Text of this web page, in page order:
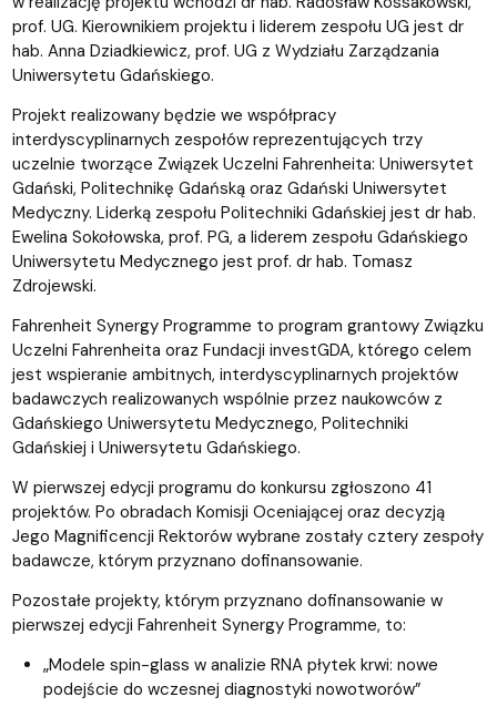
prof. UG. Kierownikiem projektu i liderem zespołu UG jest dr
hab. Anna Dziadkiewicz, prof. UG z Wydziału Zarządzania
Uniwersytetu Gdańskiego.
Projekt realizowany będzie we współpracy
interdyscyplinarnych zespołów reprezentujących trzy
uczelnie tworzące Związek Uczelni Fahrenheita: Uniwersytet
Gdański, Politechnikę Gdańską oraz Gdański Uniwersytet
Medyczny. Liderką zespołu Politechniki Gdańskiej jest dr hab.
Ewelina Sokołowska, prof. PG, a liderem zespołu Gdańskiego
Uniwersytetu Medycznego jest prof. dr hab. Tomasz
Zdrojewski.
Fahrenheit Synergy Programme to program grantowy Związku
Uczelni Fahrenheita oraz Fundacji investGDA, którego celem
jest wspieranie ambitnych, interdyscyplinarnych projektów
badawczych realizowanych wspólnie przez naukowców z
Gdańskiego Uniwersytetu Medycznego, Politechniki
Gdańskiej i Uniwersytetu Gdańskiego.
W pierwszej edycji programu do konkursu zgłoszono 41
projektów. Po obradach Komisji Oceniającej oraz decyzją
Jego Magnificencji Rektorów wybrane zostały cztery zespoły
badawcze, którym przyznano dofinansowanie.
Pozostałe projekty, którym przyznano dofinansowanie w
pierwszej edycji Fahrenheit Synergy Programme, to:
„Modele spin-glass w analizie RNA płytek krwi: nowe
podejście do wczesnej diagnostyki nowotworów”